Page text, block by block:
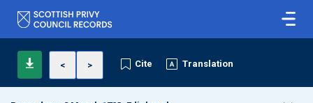
< > Cite Translation